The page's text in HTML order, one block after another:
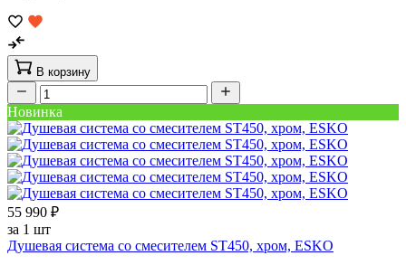
В корзину
Новинка
55 990 ₽
за 1 шт
Душевая система со смесителем ST450, хром, ESKO